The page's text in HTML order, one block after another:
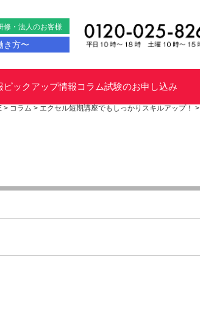
修・法人のお客様
き方〜
ピックアップ情報コラム試験のお申し込み
> コラム > エクセル短期講座でもしっかりスキルアップ！ >